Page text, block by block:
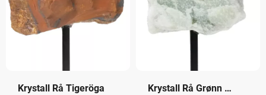
Krystall Rå Tigeröga
Krystall Rå Grønn